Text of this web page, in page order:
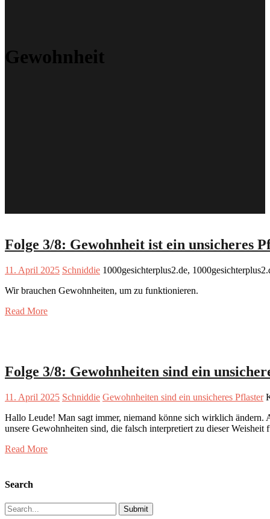
Gewohnheit
Folge 3/8: Gewohnheit ist ein unsicheres
11. April 2025 Schniddie 1000gesichterplus2.de,
Wir brauchen Gewohnheiten, um zu funktionieren.
Read More
Folge 3/8: Gewohnheiten sind ein
11. April 2025 Schniddie Gewohnheiten sind ein unsicheres Pflaster
Hallo Leude! Man sagt immer, niemand könne sich wirklich ändern.
unsere Gewohnheiten sind, die falsch interpretiert zu dieser
Read More
Search
Search